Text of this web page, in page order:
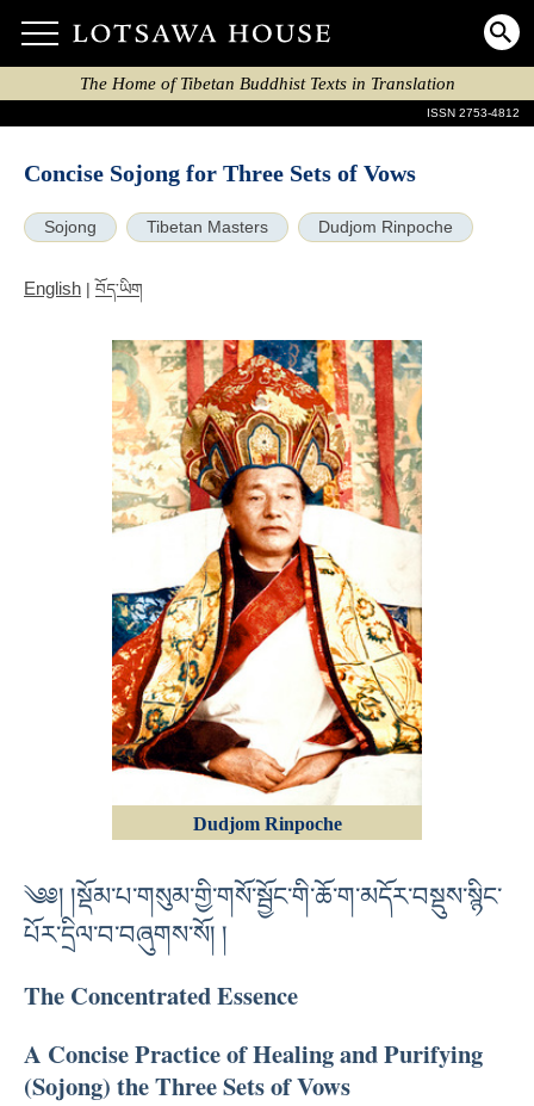
The Home of Tibetan Buddhist Texts in Translation
ISSN 2753-4812
Concise Sojong for Three Sets of Vows
Sojong Tibetan Masters Dudjom Rinpoche
English | བོད་ཡིག
Dudjom Rinpoche
༄༅། །སྡོམ་པ་གསུམ་གྱི་གསོ་སྦྱོང་གི་ཆོ་ག་མདོར་བསྡུས་སྙིང་
པོར་དྲིལ་བ་བཞུགས་སོ། །
The Concentrated Essence
A Concise Practice of Healing and Purifying
(Sojong) the Three Sets of Vows